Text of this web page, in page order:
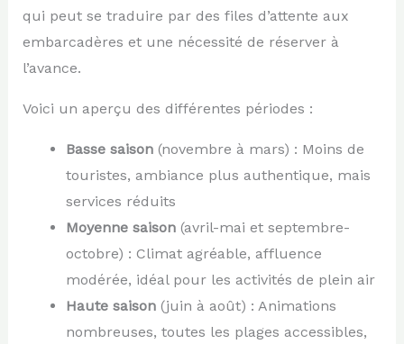
qui peut se traduire par des files d’attente aux
embarcadères et une nécessité de réserver à
l’avance.
Voici un aperçu des différentes périodes :
Basse saison(novembre à mars) : Moins de
touristes, ambiance plus authentique, mais
services réduits
Moyenne saison(avril-mai et septembre-
octobre) : Climat agréable, affluence
modérée, idéal pour les activités de plein air
Haute saison(juin à août) : Animations
nombreuses, toutes les plages accessibles,